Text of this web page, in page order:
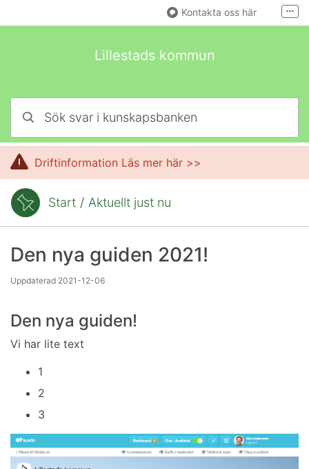
Lillestads kommun
Kontakta oss här
Här kan man....
Fler
Driftinformation Läs mer här >>
Du är här:Start / Aktuellt just nu
Den nya guiden 2021!
Uppdaterad 2021-12-06
Den nya guiden!
Vi har lite text
1
2
3